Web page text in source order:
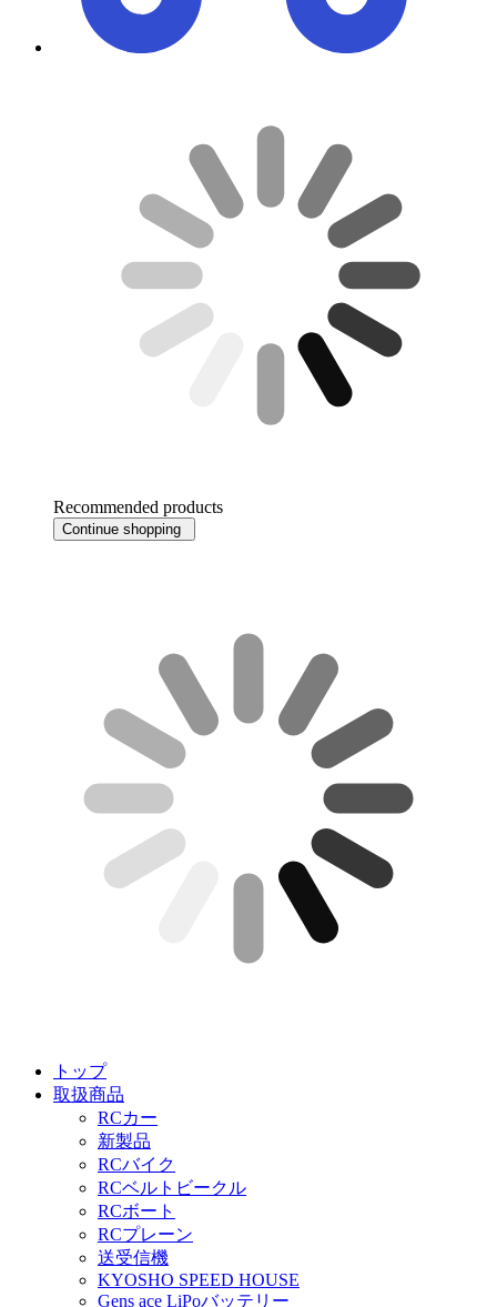
Recommended products
Continue shopping
トップ
取扱商品
RCカー
新製品
RCバイク
RCベルトビークル
RCボート
RCプレーン
送受信機
KYOSHO SPEED HOUSE
Gens ace LiPoバッテリー